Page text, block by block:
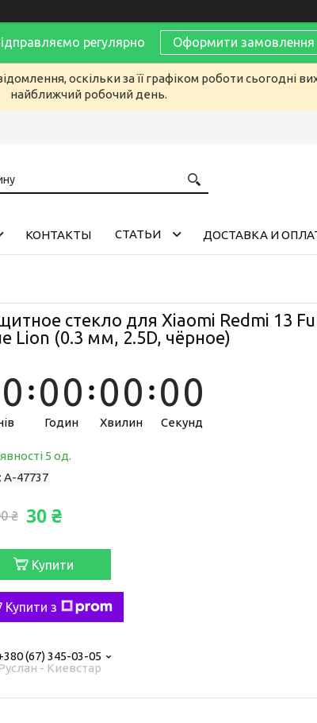
регулярно Оформити замовлення
оскільки за її графіком роботи сьогодні
найближчий робочий день.
КОНТАКТЫ CТАТЬИ ДОСТАВКА И
стекло для Xiaomi Redmi 13
Lion (0.3 мм, 2.5D, чёрное)
0 00
Годин
00
Хвилин
00
Секунд
5 од.
A-47737
₴ 30 ₴
Купити
Купити з
(67) 345-03-05
Руслан - Киевстар